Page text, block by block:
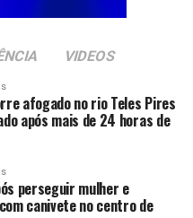
VIDEOS
afogado no rio Teles Pires
após mais de 24 horas de
perseguir mulher e
canivete no centro de